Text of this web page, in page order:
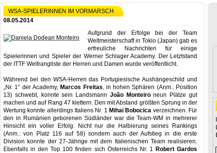
WSA-SPIELERINNEN IM VORMARSCH
08.05.2014
Aufgrund der Erfolge bei der Team
Weltmeisterschaft in Tokio (Japan) gab es
erfreuliche Nachrichten für einige
Spielerinnen und Spieler der Werner Schlager Academy. Der Letztstand
der ITTF Weltrangliste der Herren und Damen wurde veröffentlicht.
Während bei den WSA-Herren das Portugiesische Aushängeschild und
„Nr. 1“ der Academy, Marcos Freitas, in hohen Sphären (Anm.: Position
13) schwebt, konnte sein Landsmann João Monteironeun Plätze gut
machen und auf Rang 47 klettern. Den mit Abstand größten Sprung in der
Wertung konnte allerdings Italiens Nr. 1 Mihai Bobocica verzeichnen. Für
den in Rumänien geborenen Südländer war die Team-WM in mehrerer
Hinsicht ein voller Erfolg: Nicht nur die Halbierung seines Rankings
(Anm.: von Platz 116 auf 58) sondern auch der Aufstieg in die erste
Division konnte der 27-Jährige mit dem Italienischen Team realisieren.
Ebenfalls in den Top 100 finden sich Österreichs Nr. 1 Robert Gardos